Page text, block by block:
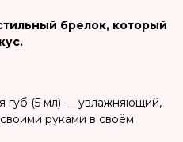
брелок, который
губ (5 мл) — увлажняющий,
руками в своём